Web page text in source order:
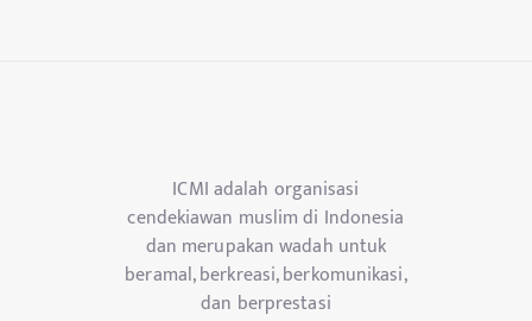
ICMI adalah organisasi
cendekiawan muslim di Indonesia
dan merupakan wadah untuk
beramal, berkreasi, berkomunikasi,
dan berprestasi